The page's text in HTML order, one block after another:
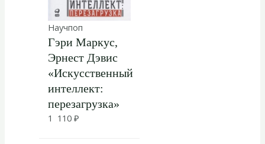
Научпоп
Гэри Маркус,
Эрнест Дэвис
«Искусственный
интеллект:
перезагрузка»
1 110 ₽